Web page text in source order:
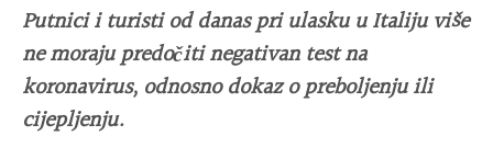
Putnici i turisti od danas pri ulasku u Italiju više
ne moraju predočiti negativan test na
koronavirus, odnosno dokaz o preboljenju ili
cijepljenju.